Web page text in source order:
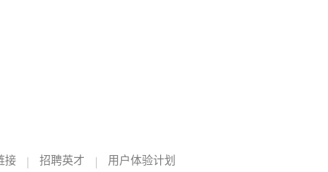
的高温天气，其中博州东部、塔城地区北部、克拉玛依市、
石河子市、昌吉州、阿克苏地区、巴州、吐鲁番市、哈密市
18:09
接 招聘英才 用户体验计划